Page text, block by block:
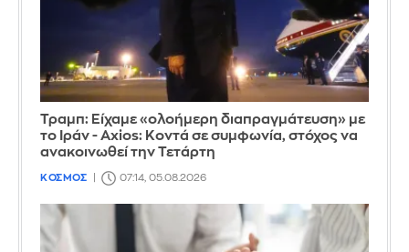
Τραμπ: Είχαμε «ολοήμερη διαπραγμάτευση» με
το Ιράν - Axios: Κοντά σε συμφωνία, στόχος να
ανακοινωθεί την Τετάρτη
ΚΟΣΜΟΣ 07:14, 05.08.2026